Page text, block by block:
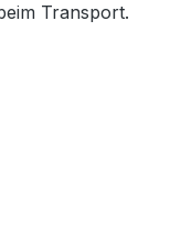
Transport.